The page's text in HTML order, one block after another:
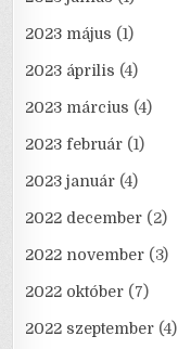
2023 május (1)
2023 április (4)
2023 március (4)
2023 február (1)
2023 január (4)
2022 december (2)
2022 november (3)
2022 október (7)
2022 szeptember (4)